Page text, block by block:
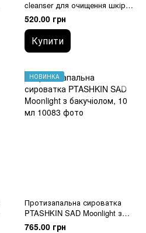
cleanser для очищення шкіри,
50 г
520.00 грн
Купити
НОВИНКА
Протизапальна сироватка
PTASHKIN SAD Moonlight з
бакучіолом, 10 мл
765.00 грн